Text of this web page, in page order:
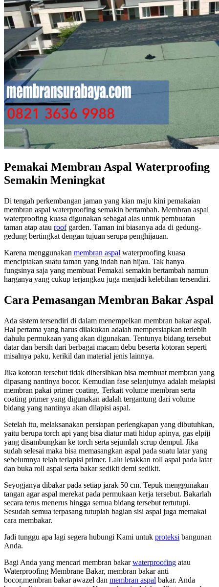
Pemakai Membran Aspal Waterproofing
Semakin Meningkat
Di tengah perkembangan jaman yang kian maju kini pemakaian
membran aspal waterproofing semakin bertambah. Membran aspal
waterproofing kuasa digunakan sebagai alas untuk pembuatan
taman atap atau roofgarden. Taman ini biasanya ada di gedung-
gedung bertingkat dengan tujuan serupa penghijauan.
Karena menggunakan membran aspal waterproofing kuasa
menciptakan suatu taman yang indah nan hijau. Tak hanya
fungsinya saja yang membuat Pemakai semakin bertambah namun
harganya yang cukup terjangkau juga menjadi kelebihan tersendiri.
Cara Pemasangan Membran Bakar Aspal
Ada sistem tersendiri di dalam menempelkan membran bakar aspal.
Hal pertama yang harus dilakukan adalah mempersiapkan terlebih
dahulu permukaan yang akan digunakan. Tentunya bidang tersebut
datar dan bersih dari berbagai macam debu beserta kotoran seperti
misalnya paku, kerikil dan material jenis lainnya.
Jika kotoran tersebut tidak dibersihkan bisa membuat membran yang
dipasang nantinya bocor. Kemudian fase selanjutnya adalah melapisi
membran pakai primer coating. Terkait volume membran serta
coating primer yang digunakan adalah tergantung dari volume
bidang yang nantinya akan dilapisi aspal.
Setelah itu, melaksanakan persiapan perlengkapan yang dibutuhkan,
yaitu berupa torch api yang bisa diatur mati hidup apinya, gas elpiji
yang disambungkan ke torch serta sejumlah scrup dempul. Jika
sudah selesai maka bisa memasangkan aspal pada suatu latar yang
sebelumnya telah terlapisi primer. Lalu letakkan roll aspal pada latar
dan buka roll aspal serta bakar sedikit demi sedikit.
Seyogjanya dibakar pada setiap jarak 50 cm. Tepuk menggunakan
tangan agar aspal merekat pada permukaan kerja tersebut. Bakarlah
secara terus menerus hingga semua bidang tersebut tertutupi.
Sesudah semua terpasang tutuplah bagian sisi aspal juga memakai
cara membakar.
Jadi tunggu apa lagi segera hubungi Kami untuk proteksi bangunan
Anda.
Bagi Anda yang mencari membran bakarwaterproofing atau
Waterproofing Membrane Bakar, membran bakar anti
bocor,membran bakar awazel dan membran aspal bakar. Anda